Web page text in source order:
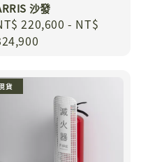
沙發
220,600 - NT$
貨